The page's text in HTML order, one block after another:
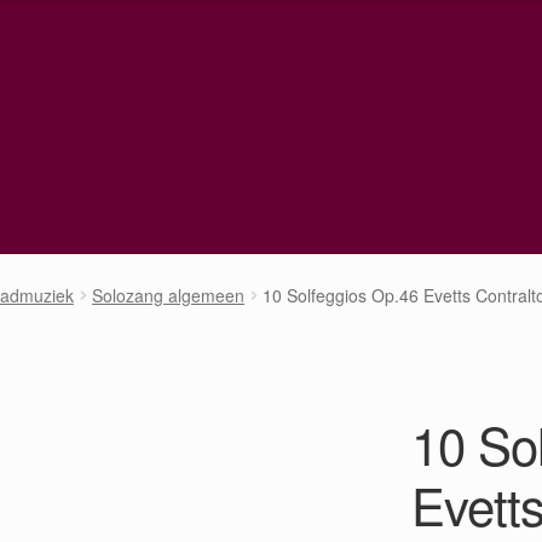
Solozang algemeen 10 Solfeggios Op.46 Evetts
10